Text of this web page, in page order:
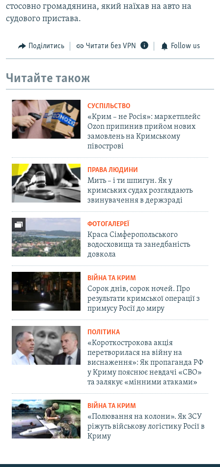
стосовно громадянина, який наїхав на авто на
судового пристава.
Поділитись Читати без VPN Follow us
Читайте також
СУСПІЛЬСТВО
«Крим – не Росія»: маркетплейс
Ozon припинив прийом нових
замовлень на Кримському
півострові
ПРАВА ЛЮДИНИ
Мить – і ти шпигун. Як у
кримських судах розглядають
звинувачення в держзраді
ФОТОГАЛЕРЕЇ
Краса Сімферопольського
водосховища та занедбаність
довкола
ВІЙНА ТА КРИМ
Сорок днів, сорок ночей. Про
результати кримської операції з
примусу Росії до миру
ПОЛІТИКА
«Короткострокова акція
перетворилася на війну на
виснаження»: Як пропаганда РФ
у Криму пояснює невдачі «СВО»
та залякує «мінними атаками»
ВІЙНА ТА КРИМ
«Полювання на колони». Як ЗСУ
ріжуть військову логістику Росії в
Криму